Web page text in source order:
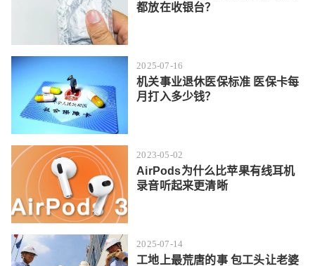
都放在收银台？
2025-07-16
机关事业退休医保标准 医保卡每
月打入多少钱？
2023-05-02
AirPods为什么比苹果有线耳机
录音听起来更清晰
2025-07-14
工地上最荒唐的事 包工头让老婆